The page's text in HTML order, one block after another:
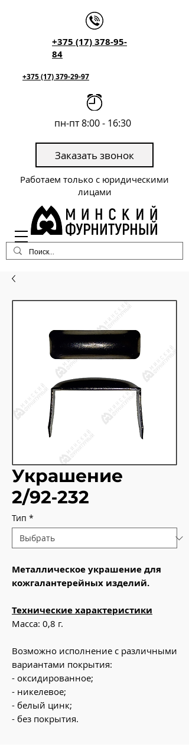
+375 (17) 378-95-
84
Заказать звонок
пн-пт 8:00 - 16:30
Работаем только с юридическими
лицами
+375 (17) 379-29-97
Украшение
2/92‑232
Тип *
Металлическое украшение для
кожгалантерейных изделий.
Технические характеристики
Масса: 0,8 г.
Возможно исполнение с различными
вариантами покрытия:
- оксидированное;
- никелевое;
- белый цинк;
- без покрытия.